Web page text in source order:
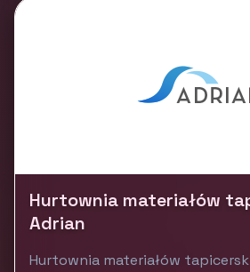
Hurtownia materiałów
Adrian
Hurtownia materiałów